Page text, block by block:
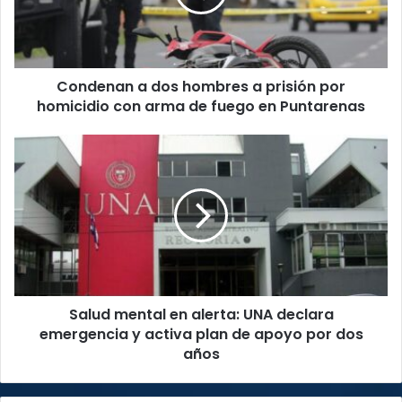
prisión
homicidio
con
en
Puntarenas
Condenan a dos hombres a prisión por
homicidio con arma de fuego en Puntarenas
Salud
mental
alerta:
UNA
declara
emergencia
y
activa
dos
Salud mental en alerta: UNA declara
emergencia y activa plan de apoyo por dos
años